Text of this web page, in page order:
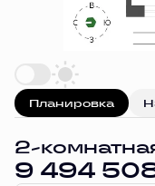
Планировка
2-
9 494